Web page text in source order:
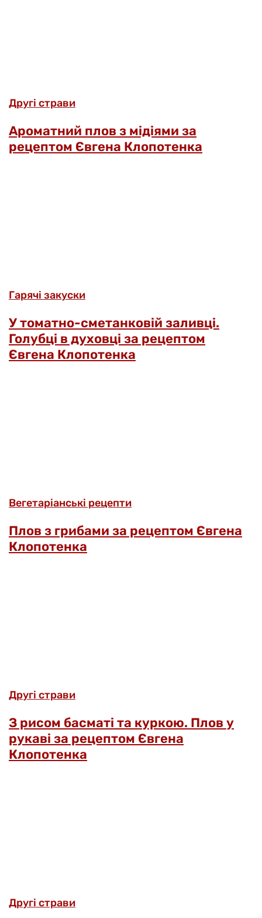
Другі страви
Ароматний плов з мідіями за
рецептом Євгена Клопотенка
Гарячі закуски
У томатно-сметанковій заливці.
Голубці в духовці за рецептом
Євгена Клопотенка
Вегетаріанські рецепти
Плов з грибами за рецептом Євгена
Клопотенка
Другі страви
З рисом басматі та куркою. Плов у
рукаві за рецептом Євгена
Клопотенка
Другі страви